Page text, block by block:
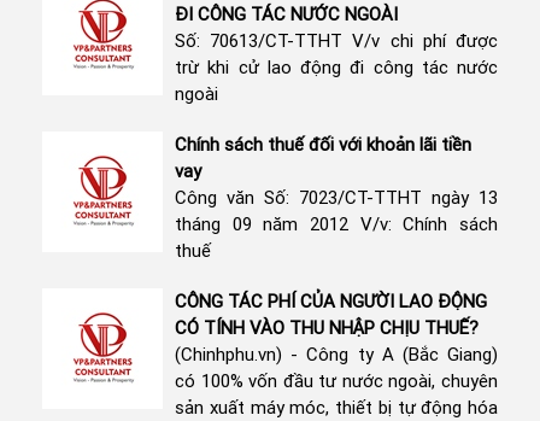
ĐI CÔNG TÁC NƯỚC NGOÀI
Số: 70613/CT-TTHT V/v chi phí được
trừ khi cử lao động đi công tác nước
ngoài
Chính sách thuế đối với khoản lãi tiền
vay
Công văn Số: 7023/CT-TTHT ngày 13
tháng 09 năm 2012 V/v: Chính sách
thuế
CÔNG TÁC PHÍ CỦA NGƯỜI LAO ĐỘNG
CÓ TÍNH VÀO THU NHẬP CHỊU THUẾ?
(Chinhphu.vn) - Công ty A (Bắc Giang)
có 100% vốn đầu tư nước ngoài, chuyên
sản xuất máy móc, thiết bị tự động hóa